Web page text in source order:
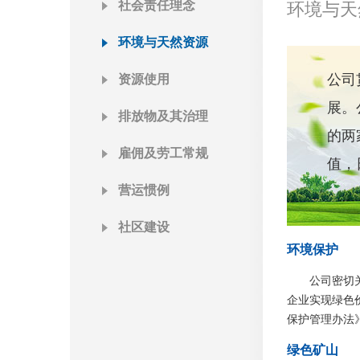
社会责任理念
环境与天然资源
资源使用
排放物及其治理
雇佣及劳工常规
营运惯例
社区建设
环境与
公司
展
的两
值，
环境保护
公司密切
企业实现绿色
保护管理办法
绿色矿山